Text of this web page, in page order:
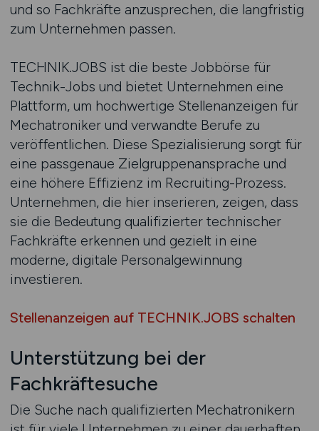
und so Fachkräfte anzusprechen, die langfristig
zum Unternehmen passen.
TECHNIK.JOBS ist die beste Jobbörse für
Technik-Jobs und bietet Unternehmen eine
Plattform, um hochwertige Stellenanzeigen für
Mechatroniker und verwandte Berufe zu
veröffentlichen. Diese Spezialisierung sorgt für
eine passgenaue Zielgruppenansprache und
eine höhere Effizienz im Recruiting-Prozess.
Unternehmen, die hier inserieren, zeigen, dass
sie die Bedeutung qualifizierter technischer
Fachkräfte erkennen und gezielt in eine
moderne, digitale Personalgewinnung
investieren.
Stellenanzeigen auf TECHNIK.JOBS schalten
Unterstützung bei der
Fachkräftesuche
Die Suche nach qualifizierten Mechatronikern